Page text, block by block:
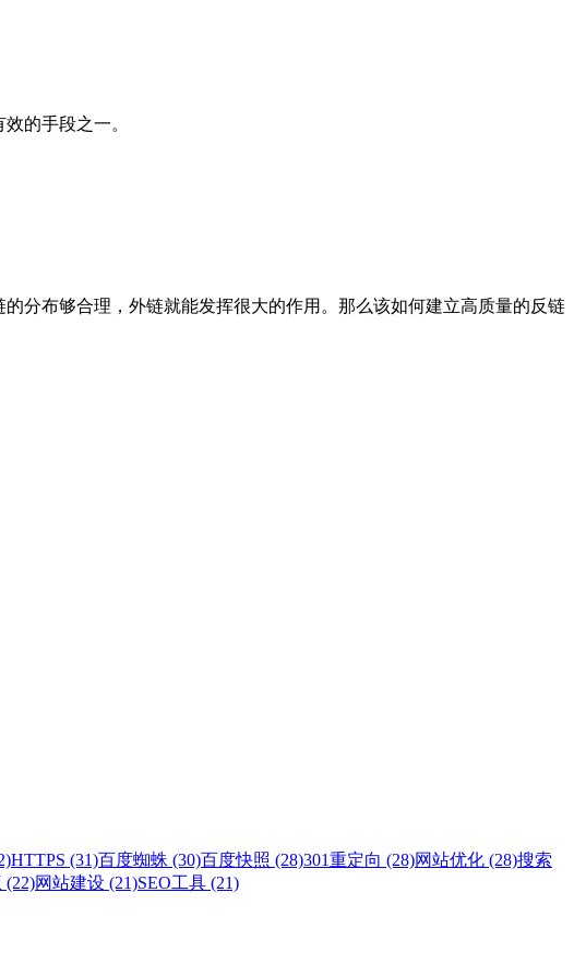
的手段之一。
分布够合理，外链就能发挥很大的作用。那么该如何建立高质量的反链
HTTPS (31)百度蜘蛛 (30)百度快照 (28)301重定向 (28)网站优化 (28)搜索
(22)网站建设 (21)SEO工具 (21)